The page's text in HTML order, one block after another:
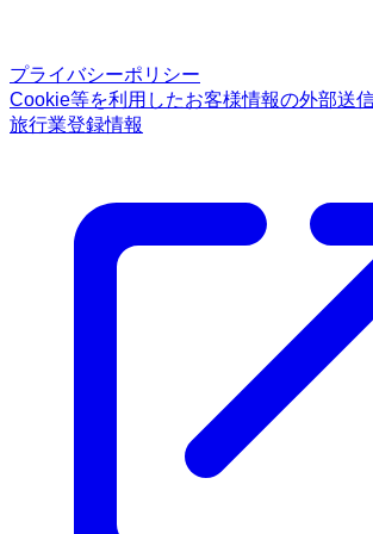
プライバシーポリシー
Cookie等を利用したお客様情報の外部送
旅行業登録情報